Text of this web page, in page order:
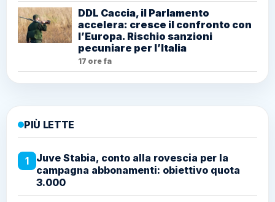
DDL Caccia, il Parlamento
accelera: cresce il confronto con
l’Europa. Rischio sanzioni
pecuniare per l’Italia
17 ore fa
PIÙ LETTE
1
Juve Stabia, conto alla rovescia per la
campagna abbonamenti: obiettivo quota
3.000